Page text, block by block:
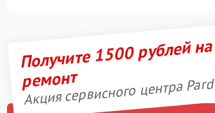
Получите 1500 рублей на
ремонт
Акция сервисного центра Pard